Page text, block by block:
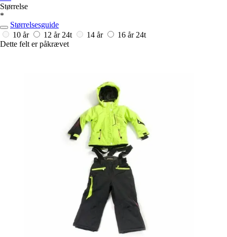
Størrelse
*
Størrelsesguide
10 år
12 år 24t 14 år 16 år 24t
Dette felt er påkrævet